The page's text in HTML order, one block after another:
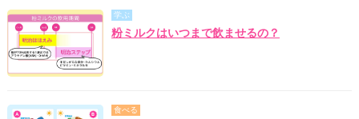
学ぶ
粉ミルクはいつまで飲ませるの？
食べる